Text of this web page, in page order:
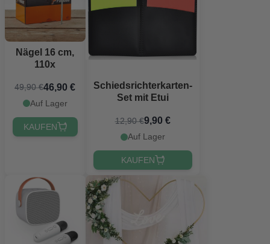
Nägel 16 cm,
110x
49,90 €46,90 €
Auf Lager
KAUFEN
Schiedsrichterkarten-
Set mit Etui
12,90 €9,90 €
Auf Lager
KAUFEN